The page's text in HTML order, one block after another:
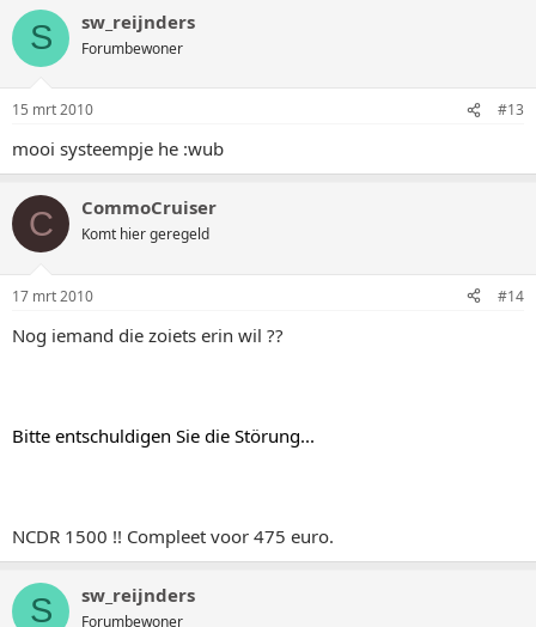
S sw_reijnders
Forumbewoner
15 mrt 2010 #13
mooi systeempje he :wub
C CommoCruiser
Komt hier geregeld
17 mrt 2010 #14
Nog iemand die zoiets erin wil ??
Bitte entschuldigen Sie die Störung...
NCDR 1500 !! Compleet voor 475 euro.
S sw_reijnders
Forumbewoner